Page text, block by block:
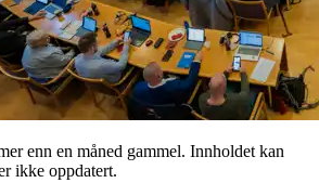
enn en måned gammel. Innholdet kan
ikke oppdatert.